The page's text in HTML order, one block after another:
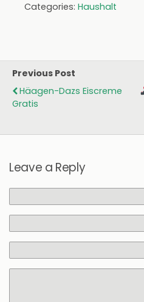
Categories: Haushalt
Previous Post
Häagen-Dazs Eiscreme
Gratis
Leave a Reply